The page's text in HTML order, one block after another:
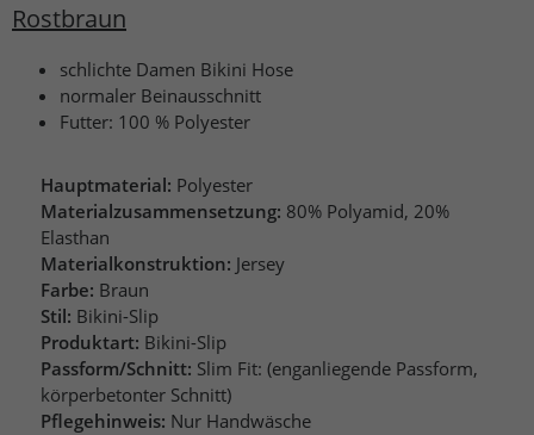
Rostbraun
schlichte Damen Bikini Hose
normaler Beinausschnitt
Futter: 100 % Polyester
Hauptmaterial: Polyester
Materialzusammensetzung: 80% Polyamid, 20%
Elasthan
Materialkonstruktion: Jersey
Farbe: Braun
Stil: Bikini-Slip
Produktart: Bikini-Slip
Passform/Schnitt: Slim Fit: (enganliegende Passform,
körperbetonter Schnitt)
Pflegehinweis: Nur Handwäsche